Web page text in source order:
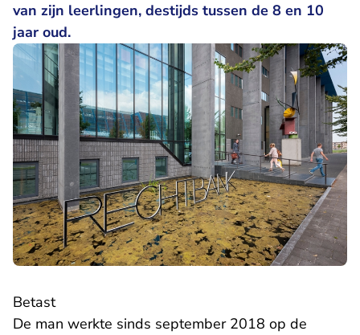
van zijn leerlingen, destijds tussen de 8 en 10
jaar oud.
Betast
De man werkte sinds september 2018 op de